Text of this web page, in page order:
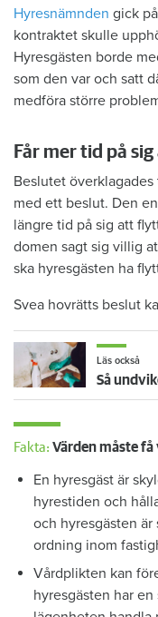
Hyresnämnden gick
kontraktet skulle
Hyresgästen borde
som den var och satt
medföra större
Får mer tid på
Beslutet överklagades
med ett beslut. Den
längre tid på sig att
domen sagt sig villig
ska hyresgästen ha
Svea hovrätts beslut
Läs också
Fakta: Värden måste få
En hyresgäst är
hyrestiden och
och hyresgästen
ordning inom
Vårdplikten kan
hyresgästen har